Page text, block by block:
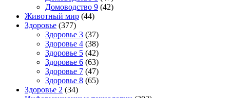
Домоводство 9 (42)
Животный мир (44)
Здоровье (377)
Здоровье 3 (37)
Здоровье 4 (38)
Здоровье 5 (42)
Здоровье 6 (63)
Здоровье 7 (47)
Здоровье 8 (65)
Здоровье 2 (34)